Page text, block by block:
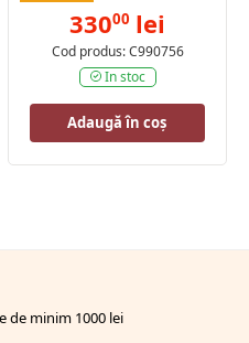
33000 lei
Cod produs: C990756
In stoc
Adaugă în coș
de minim 1000 lei